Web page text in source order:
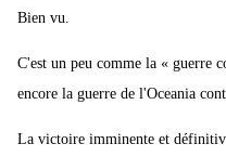
Bien vu.
C'est un peu comme la « guerre
encore la guerre de l'Oceania
La victoire imminente et